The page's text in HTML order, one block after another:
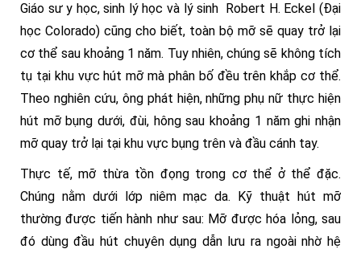
Giáo sư y học, sinh lý học và lý sinh Robert H. Eckel (Đại
học Colorado) cũng cho biết, toàn bộ mỡ sẽ quay trở lại
cơ thể sau khoảng 1 năm. Tuy nhiên, chúng sẽ không tích
tụ tại khu vực hút mỡ mà phân bố đều trên khắp cơ thể.
Theo nghiên cứu, ông phát hiện, những phụ nữ thực hiện
hút mỡ bụng dưới, đùi, hông sau khoảng 1 năm ghi nhận
mỡ quay trở lại tại khu vực bụng trên và đầu cánh tay.
Thực tế, mỡ thừa tồn đọng trong cơ thể ở thể đặc.
Chúng nằm dưới lớp niêm mạc da. Kỹ thuật hút mỡ
thường được tiến hành như sau: Mỡ được hóa lỏng, sau
đó dùng đầu hút chuyên dụng dẫn lưu ra ngoài nhờ hệ